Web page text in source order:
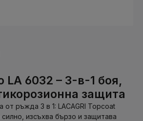
LA 6032 – 3-в-1 боя,
защита
от ръжда 3 в 1: LACAGRI Topcoat
силно, изсъхва бързо и защитава